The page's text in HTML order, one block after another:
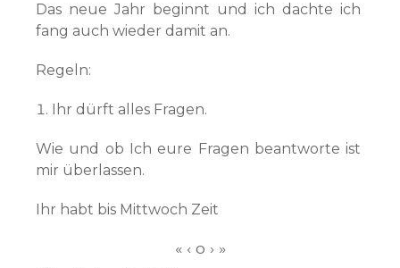
Das neue Jahr beginnt und ich dachte ich
fang auch wieder damit an.
Regeln:
Ihr dürft alles Fragen.
Wie und ob Ich eure Fragen beantworte ist
mir überlassen.
Ihr habt bis Mittwoch Zeit